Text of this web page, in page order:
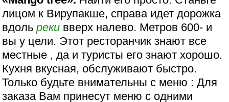
лицом к Вирупакше, справа идет дорожка
вдольреки вверх налево. Метров 600- и
вы у цели. Этот ресторанчик знают все
местные , да и туристы его знают хорошо.
Кухня вкусная, обслуживают быстро.
Только будьте внимательны с меню : Для
заказа Вам принесут меню с одними